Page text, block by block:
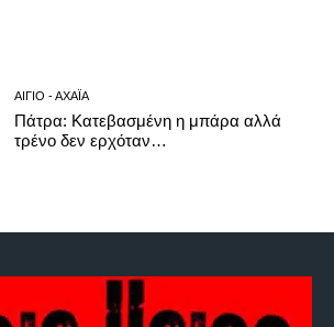
ΑΊΓΙΟ - ΑΧΑΪ́Α
Πάτρα: Κατεβασμένη η μπάρα αλλά
τρένο δεν ερχόταν…